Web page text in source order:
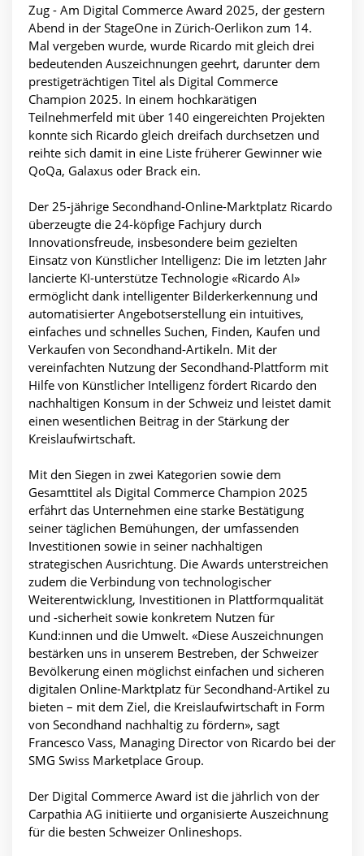
Zug - Am Digital Commerce Award 2025, der gestern
Abend in der StageOne in Zürich-Oerlikon zum 14.
Mal vergeben wurde, wurde Ricardo mit gleich drei
bedeutenden Auszeichnungen geehrt, darunter dem
prestigeträchtigen Titel als Digital Commerce
Champion 2025. In einem hochkarätigen
Teilnehmerfeld mit über 140 eingereichten Projekten
konnte sich Ricardo gleich dreifach durchsetzen und
reihte sich damit in eine Liste früherer Gewinner wie
QoQa, Galaxus oder Brack ein.
Der 25-jährige Secondhand-Online-Marktplatz Ricardo
überzeugte die 24-köpfige Fachjury durch
Innovationsfreude, insbesondere beim gezielten
Einsatz von Künstlicher Intelligenz: Die im letzten Jahr
lancierte KI-unterstütze Technologie «Ricardo AI»
ermöglicht dank intelligenter Bilderkerkennung und
automatisierter Angebotserstellung ein intuitives,
einfaches und schnelles Suchen, Finden, Kaufen und
Verkaufen von Secondhand-Artikeln. Mit der
vereinfachten Nutzung der Secondhand-Plattform mit
Hilfe von Künstlicher Intelligenz fördert Ricardo den
nachhaltigen Konsum in der Schweiz und leistet damit
einen wesentlichen Beitrag in der Stärkung der
Kreislaufwirtschaft.
Mit den Siegen in zwei Kategorien sowie dem
Gesamttitel als Digital Commerce Champion 2025
erfährt das Unternehmen eine starke Bestätigung
seiner täglichen Bemühungen, der umfassenden
Investitionen sowie in seiner nachhaltigen
strategischen Ausrichtung. Die Awards unterstreichen
zudem die Verbindung von technologischer
Weiterentwicklung, Investitionen in Plattformqualität
und -sicherheit sowie konkretem Nutzen für
Kund:innen und die Umwelt. «Diese Auszeichnungen
bestärken uns in unserem Bestreben, der Schweizer
Bevölkerung einen möglichst einfachen und sicheren
digitalen Online-Marktplatz für Secondhand-Artikel zu
bieten – mit dem Ziel, die Kreislaufwirtschaft in Form
von Secondhand nachhaltig zu fördern», sagt
Francesco Vass, Managing Director von Ricardo bei der
SMG Swiss Marketplace Group.
Der Digital Commerce Award ist die jährlich von der
Carpathia AG initiierte und organisierte Auszeichnung
für die besten Schweizer Onlineshops.